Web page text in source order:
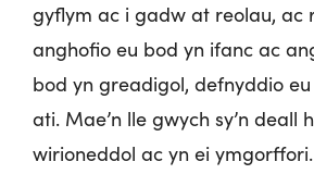
gyflym ac i gadw at reolau, ac
anghofio eu bod yn ifanc ac
bod yn greadigol, defnyddio
ati. Mae’n lle gwych sy’n deall
wirioneddol ac yn ei